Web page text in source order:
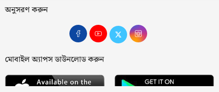
অনুসরণ করুন
মোবাইল অ্যাপস ডাউনলোড করুন